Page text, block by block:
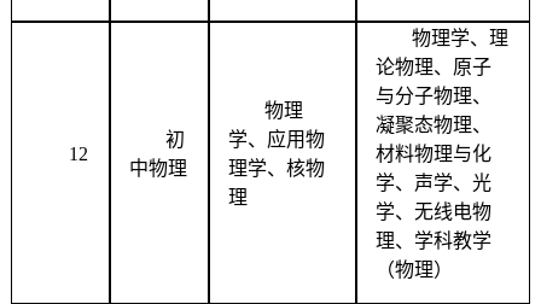
12
初
中物理
物理
学、应用物
理学、核物
理
物理学、理
论物理、原子
与分子物理、
凝聚态物理、
材料物理与化
学、声学、光
学、无线电物
理、学科教学
（物理）